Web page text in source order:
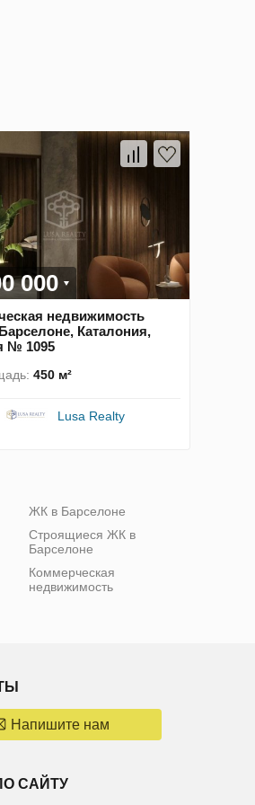
000
недвижимость
Каталония,
№ 1095
450 м²
Lusa Realty
ЖК в Барселоне
Строящиеся ЖК в
Барселоне
Коммерческая
недвижимость
Напишите нам
САЙТУ